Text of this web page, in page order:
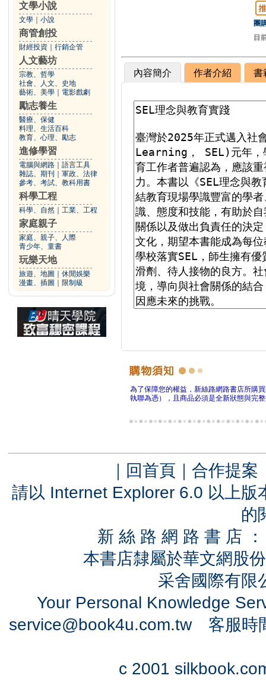
文學小說
文學 小說
商管創投
財經投資 行銷企管
人文藝坊
宗教、哲學
社會、人文、史地
藝術、美學
電影戲劇
勵志養生
醫療、保健
料理、生活百科
教育、心理、勵志
進修學習
電腦與網路
語言工具
雜誌、期刊
軍政、法律
參考、考試、教科用書
科學工程
科學、自然 工業、工程
家庭親子
家庭、親子、人際
青少年、童書
玩樂天地
旅遊、地圖
休閒娛樂
漫畫、插圖
限制級
團
目
內容簡介 作者介紹 書
為了保障您的權益，新絲路網路書店所購
執聯為憑），且商品必須是全新狀態與完
｜ 回首頁 ｜ 合作提案
請以 Internet Explorer 6.0 以上
的
新 絲 路 網 路 書 店
本書店隸屬於華文網股
采舍國際有
Your Personal Knowledge
service@book4u.com.tw客服時
c 2001